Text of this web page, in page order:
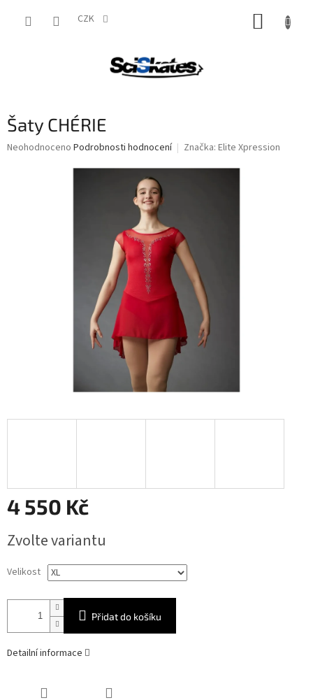
CZK
Šaty CHÉRIE
Průměrné
Neohodnoceno Podrobnosti hodnocení Značka: Elite Xpression
4 550 Kč
cena:
Zvolte variantu
Velikost
Přidat do košíku
Detailní informace